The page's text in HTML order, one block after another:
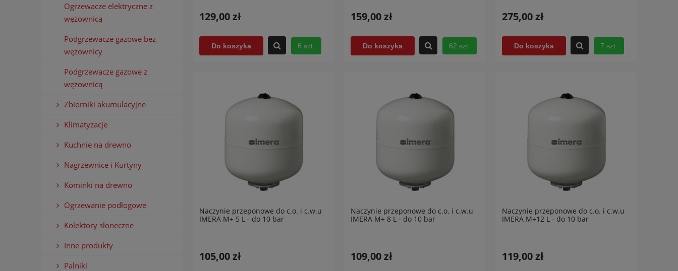
Ogrzewacze elektryczne z
wężownicą
Podgrzewacze gazowe bez
wężownicy
Podgrzewacze gazowe z
wężownicą
Zbiorniki akumulacyjne
Klimatyzacje
Kuchnie na drewno
Nagrzewnice i Kurtyny
Kominki na drewno
Ogrzewanie podłogowe
Kolektory słoneczne
Inne produkty
Palniki
129,00 zł
Do koszyka 6 szt.
159,00 zł
Do koszyka 62 szt.
275,00 zł
Do koszyka 7 szt.
Naczynie przeponowe do c.o. i c.w.u
IMERA M+ 5 L - do 10 bar
105,00 zł
Naczynie przeponowe do c.o. i c.w.u
IMERA M+ 8 L - do 10 bar
109,00 zł
Naczynie przeponowe do c.o. i c.w.u
IMERA M+12 L - do 10 bar
119,00 zł